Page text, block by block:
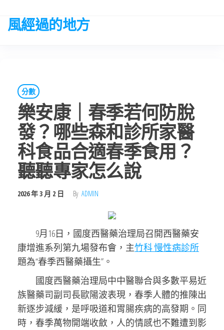
the
風經過的地方
分數
樂安康｜春季若何防脫
發？哪些森和診所家醫
科食品合適春季食用？
聽聽專家怎么說
2026 年 3 月 2 日 By ADMIN
9月16日，國度西醫藥治理局召開西醫藥安
康增進系列第九場發布會，主竹科 慢性病診所
題為“春季西醫藥攝生”。
國度西醫藥治理局中中醫聯合與多數平易近
族醫藥司副司長歐陽波表現，春季人體的推陳出
新逐步減緩，是呼吸道和胃腸疾病的高發期。同
時，春季萬物開端收斂，人的情感也不難遭到影